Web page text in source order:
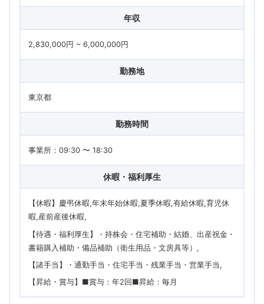
年収
2,830,000円 ~ 6,000,000円
勤務地
東京都
勤務時間
事業所：09:30 〜 18:30
休暇・福利厚生
【休暇】慶弔休暇,年末年始休暇,夏季休暇,有給休暇,育児休
暇,産前産後休暇
【待遇・福利厚生】・持株会・住宅補助・結婚、出産祝金・
書籍購入補助・備品補助（衛生用品・文房具等）
【諸手当】・通勤手当・住宅手当・残業手当・営業手当
【昇給・賞与】■賞与：年2回■昇給：毎月